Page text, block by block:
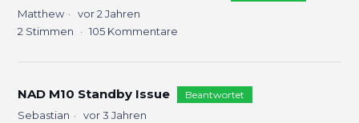
Matthew
vor 2 Jahren
2 Stimmen 105 Kommentare
NAD M10 Standby Issue Beantwortet
Sebastian
vor 3 Jahren